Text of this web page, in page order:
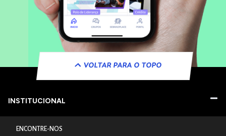
VOLTAR PARA O TOPO
INSTITUCIONAL
ENCONTRE-NOS